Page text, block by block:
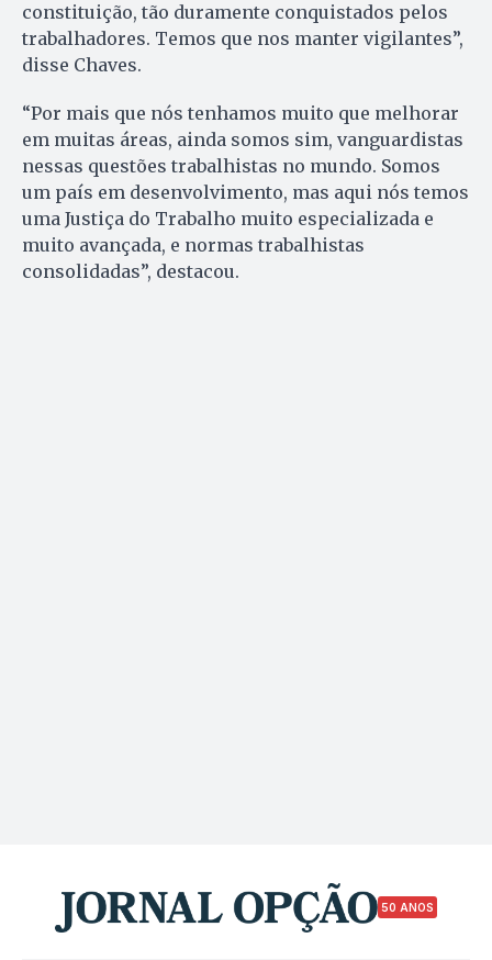
constituição, tão duramente conquistados pelos
trabalhadores. Temos que nos manter vigilantes”,
disse Chaves.
“Por mais que nós tenhamos muito que melhorar
em muitas áreas, ainda somos sim, vanguardistas
nessas questões trabalhistas no mundo. Somos
um país em desenvolvimento, mas aqui nós temos
uma Justiça do Trabalho muito especializada e
muito avançada, e normas trabalhistas
consolidadas”, destacou.
50 ANOS